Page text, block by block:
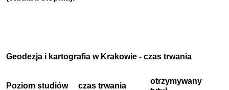
Geodezja i kartografia w Krakowie - czas trwania
Poziom studiów czas trwania
otrzymywany